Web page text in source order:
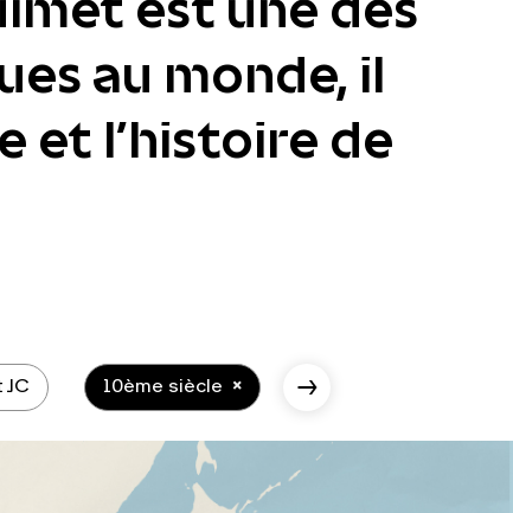
est une des
au monde, il
et l’histoire de
JC 10ème siècle 10ème siècle -